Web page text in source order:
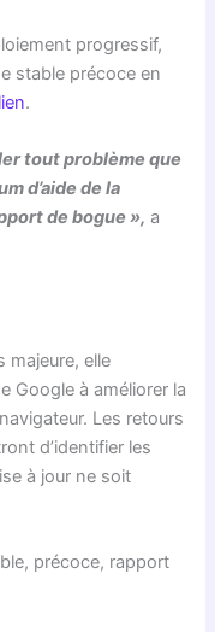
progressif,
stable précoce en
lien.
tout problème que
d’aide de la
de bogue », a
majeure, elle
Google à améliorer la
Les retours
d’identifier les
à jour ne soit
précoce, rapport